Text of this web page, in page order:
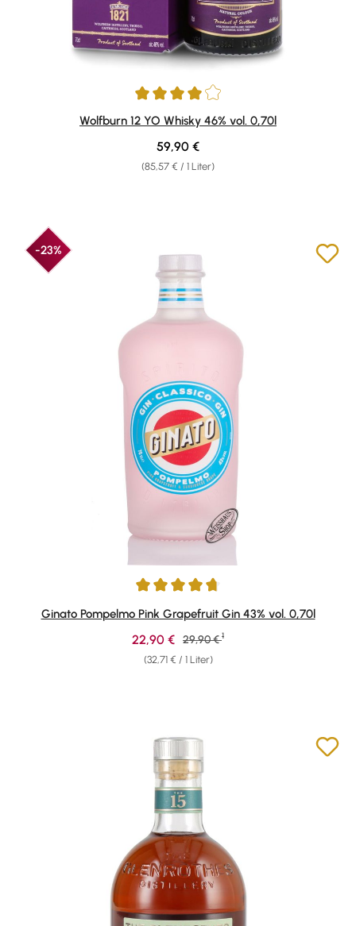
Durchschnittliche Bewertung von 4 von 5 Sternen
Wolfburn 12 YO Whisky 46% vol. 0,70l
(85,57 € / 1 Liter)
Regulärer Preis:
59,90 €
-23%
Durchschnittliche Bewertung von 4.8 von 5 Sternen
Ginato Pompelmo Pink Grapefruit Gin 43% vol. 0,70l
(32,71 € / 1 Liter)
Verkaufspreis:
22,90 € Regulärer Preis:
29,90 € 1